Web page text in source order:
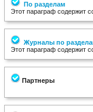
По разделам
Этот параграф содержит
Журналы по
Этот параграф содержит
Партнеры